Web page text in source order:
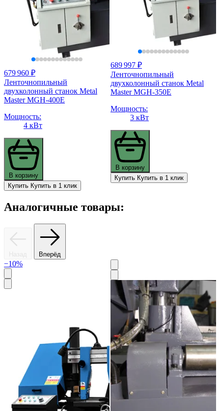
679 960 ₽
Ленточнопильный
двухколонный станок Metal
Master MGH-400E
Мощность:
4 кВт
В корзину
Купить Купить в 1 клик
689 997 ₽
Ленточнопильный
двухколонный станок Metal
Master MGH-350E
Мощность:
3 кВт
В корзину
Купить Купить в 1 клик
Аналогичные товары:
Назад Вперёд
−10%